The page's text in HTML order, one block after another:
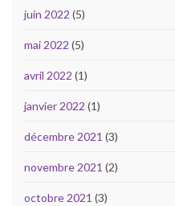
juin 2022 (5)
mai 2022 (5)
avril 2022 (1)
janvier 2022 (1)
décembre 2021 (3)
novembre 2021 (2)
octobre 2021 (3)